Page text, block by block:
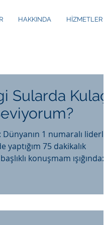
HAKKINDA HİZMETLER
Sularda Kulaç
1 numaralı liderlik
yaptığım 75 dakikalık
konuşmam ışığında:...